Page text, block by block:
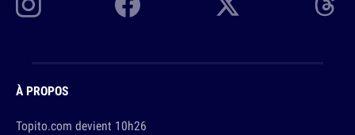
À PROPOS
Topito.com devient 10h26